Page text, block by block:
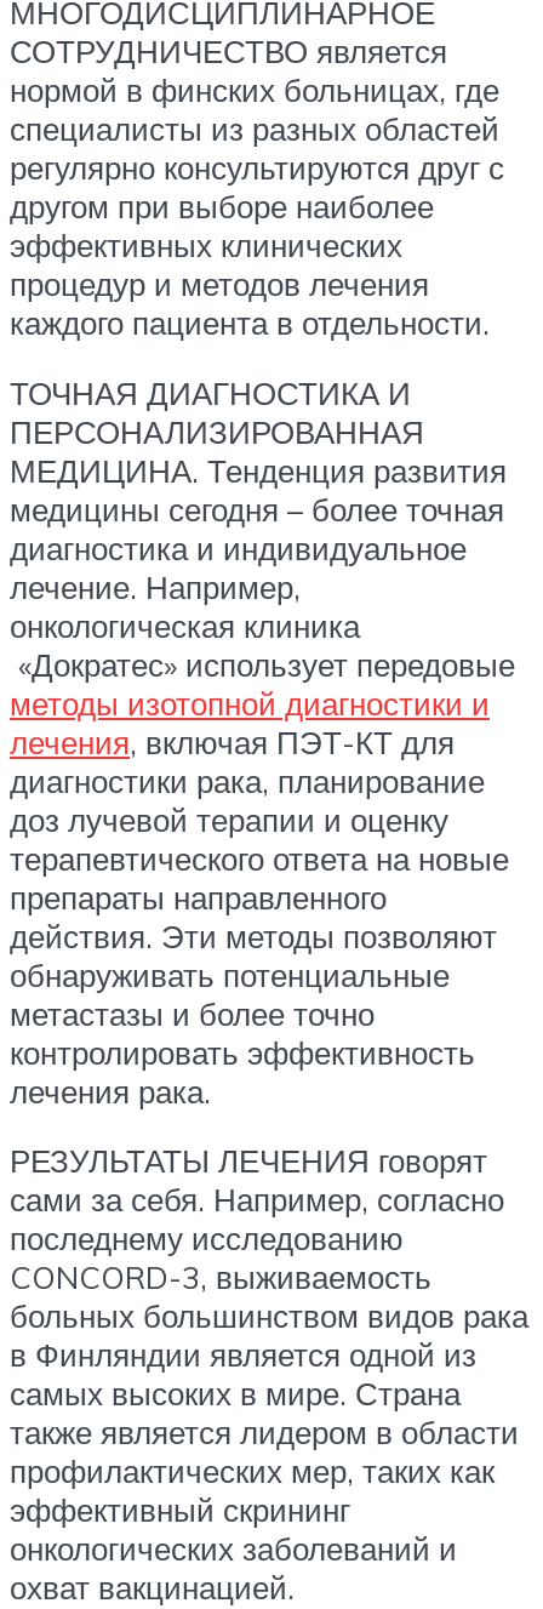
МНОГОДИСЦИПЛИНАРНОЕ
СОТРУДНИЧЕСТВО является
нормой в финских больницах, где
специалисты из разных областей
регулярно консультируются друг с
другом при выборе наиболее
эффективных клинических
процедур и методов лечения
каждого пациента в отдельности.
ТОЧНАЯ ДИАГНОСТИКА И
ПЕРСОНАЛИЗИРОВАННАЯ
МЕДИЦИНА. Тенденция развития
медицины сегодня – более точная
диагностика и индивидуальное
лечение. Например,
онкологическая клиника
«Дократес» использует передовые
методы изотопной диагностики и
лечения, включая ПЭТ-КТ для
диагностики рака, планирование
доз лучевой терапии и оценку
терапевтического ответа на новые
препараты направленного
действия. Эти методы позволяют
обнаруживать потенциальные
метастазы и более точно
контролировать эффективность
лечения рака.
РЕЗУЛЬТАТЫ ЛЕЧЕНИЯ говорят
сами за себя. Например, согласно
последнему исследованию
CONCORD-3, выживаемость
больных большинством видов рака
в Финляндии является одной из
самых высоких в мире. Страна
также является лидером в области
профилактических мер, таких как
эффективный скрининг
онкологических заболеваний и
охват вакцинацией.